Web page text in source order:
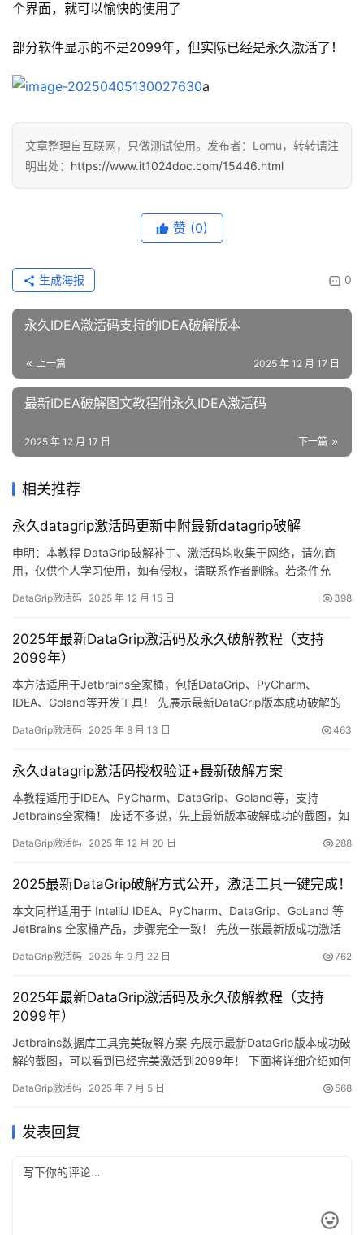
个界面，就可以愉快的使用了
部分软件显示的不是2099年，但实际已经是永久激活了！
a
文章整理自互联网，只做测试使用。发布者：Lomu，转转请注
明出处： https://www.it1024doc.com/15446.html
赞 (0)
0
生成海报
永久IDEA激活码支持的IDEA破解版本
上一篇 2025 年 12 月 17 日
最新IDEA破解图文教程附永久IDEA激活码
下一篇
2025 年 12 月 17 日
相关推荐
永久datagrip激活码更新中附最新datagrip破解
申明：本教程 DataGrip破解补丁、激活码均收集于网络，请勿商
用，仅供个人学习使用，如有侵权，请联系作者删除。若条件允
器，功能强大，适用于 Windows、Mac 和 Linux 系统。本文将详细
得破解麻烦，可以购买…
DataGrip激活码 2025 年 12 月 15 日 398
2025年最新DataGrip激活码及永久破解教程（支持
2099年）
本方法适用于Jetbrains全家桶，包括DataGrip、PyCharm、
IDEA、Goland等开发工具！ 先展示最新DataGrip版本成功破解的
用详细的图文教程，一步步教你如何将DataGrip永久激活至2099
支持W…
DataGrip激活码 2025 年 8 月 13 日 463
永久datagrip激活码授权验证+最新破解方案
本教程适用于IDEA、PyCharm、DataGrip、Goland等，支持
Jetbrains全家桶！ 废话不多说，先上最新版本破解成功的截图，如
通过图文的方式, 来详细讲解如何激活DataGrip至 2099 年。 当然
统，什么版本，…
DataGrip激活码 2025 年 12 月 20 日 288
2025最新DataGrip破解方式公开，激活工具一键完成！
本文同样适用于 IntelliJ IDEA、PyCharm、DataGrip、GoLand 等
JetBrains 全家桶产品，步骤完全一致！ 先放一张最新版成功激活
示如何把 DataGrip 一口气激活到 2099 年。老版本同样适用，
DataGrip激活码 2025 年 9 月 22 日 762
2025年最新DataGrip激活码及永久破解教程（支持
2099年）
Jetbrains数据库工具完美破解方案 先展示最新DataGrip版本成功破
解的截图，可以看到已经完美激活到2099年！ 下面将详细介绍如何
新版本，也兼容之前的旧版DataGrip。 多平台兼容性 完美支持
DataGrip激活码 2025 年 7 月 5 日 568
发表回复